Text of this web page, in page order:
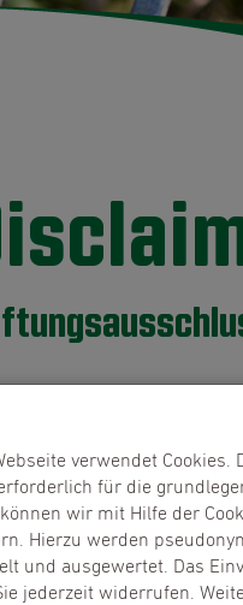
Inhalte dieser Website
Aktualität, Korrektheit,
von Informationen
Gefahr. Alle
oder das gesamte
zeitweise oder
verwendet
für die
wir mit Hilfe der
Hierzu werden
und ausgewertet. Das
jederzeit widerrufen.